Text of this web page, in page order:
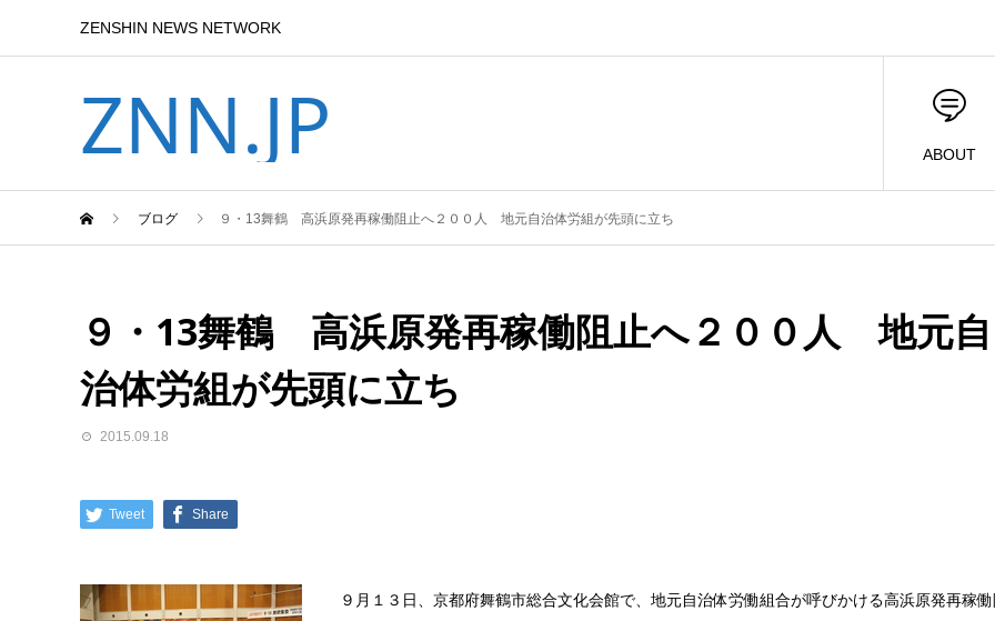
ZENSHIN NEWS NETWORK
ZNN.JP ABOUT
ブログ ９・13舞鶴 高浜原発再稼働阻止へ２００人 地元自治体労組が先頭に立ち
９・13舞鶴 高浜原発再稼働阻止へ２００人 地元自
治体労組が先頭に立ち
2015.09.18
Tweet Share
９月１３日、京都府舞鶴市総合文化会館で、地元自治体労働組合が呼びかける高浜原発再稼働